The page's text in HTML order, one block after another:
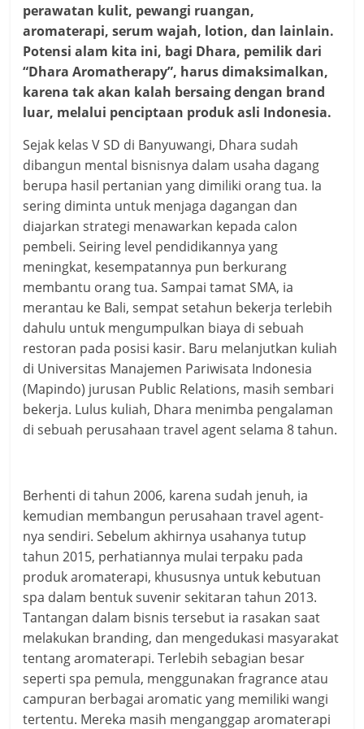
perawatan kulit, pewangi ruangan,
aromaterapi, serum wajah, lotion, dan lainlain.
Potensi alam kita ini, bagi Dhara, pemilik dari
“Dhara Aromatherapy”, harus dimaksimalkan,
karena tak akan kalah bersaing dengan brand
luar, melalui penciptaan produk asli Indonesia.
Sejak kelas V SD di Banyuwangi, Dhara sudah
dibangun mental bisnisnya dalam usaha dagang
berupa hasil pertanian yang dimiliki orang tua. Ia
sering diminta untuk menjaga dagangan dan
diajarkan strategi menawarkan kepada calon
pembeli. Seiring level pendidikannya yang
meningkat, kesempatannya pun berkurang
membantu orang tua. Sampai tamat SMA, ia
merantau ke Bali, sempat setahun bekerja terlebih
dahulu untuk mengumpulkan biaya di sebuah
restoran pada posisi kasir. Baru melanjutkan kuliah
di Universitas Manajemen Pariwisata Indonesia
(Mapindo) jurusan Public Relations, masih sembari
bekerja. Lulus kuliah, Dhara menimba pengalaman
di sebuah perusahaan travel agent selama 8 tahun.
Berhenti di tahun 2006, karena sudah jenuh, ia
kemudian membangun perusahaan travel agent-
nya sendiri. Sebelum akhirnya usahanya tutup
tahun 2015, perhatiannya mulai terpaku pada
produk aromaterapi, khususnya untuk kebutuan
spa dalam bentuk suvenir sekitaran tahun 2013.
Tantangan dalam bisnis tersebut ia rasakan saat
melakukan branding, dan mengedukasi masyarakat
tentang aromaterapi. Terlebih sebagian besar
seperti spa pemula, menggunakan fragrance atau
campuran berbagai aromatic yang memiliki wangi
tertentu. Mereka masih menganggap aromaterapi